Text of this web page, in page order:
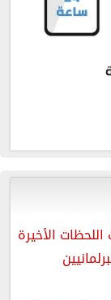
الأخيرة